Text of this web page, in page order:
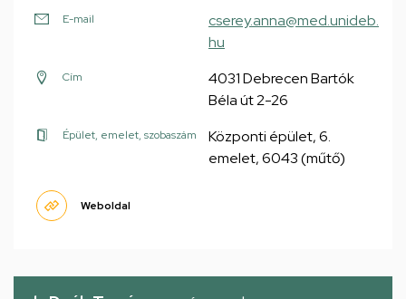
E-mail
cserey.anna@med.unideb.
hu
Cím
4031 Debrecen Bartók
Béla út 2-26
Épület, emelet, szobaszám
Központi épület, 6.
emelet, 6043 (műtő)
Weboldal